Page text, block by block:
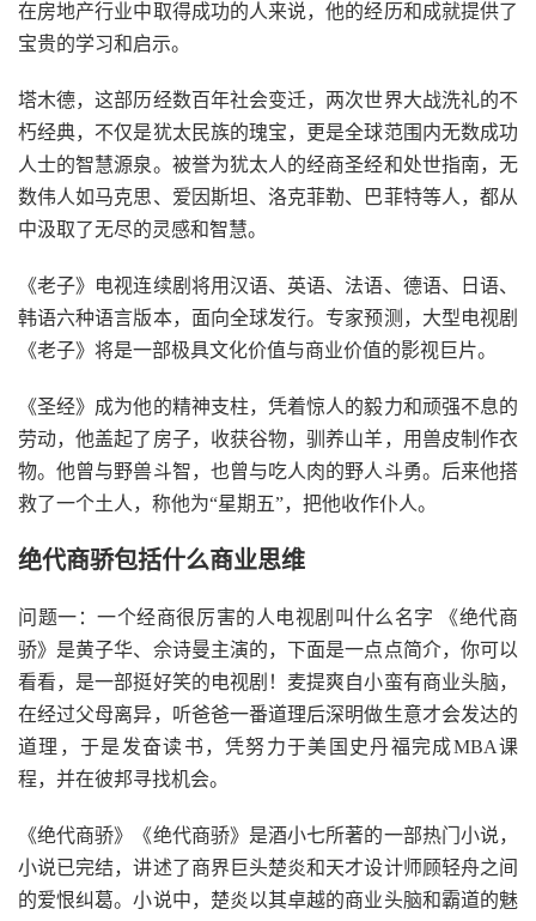
在房地产行业中取得成功的人来说，他的经历和成就提供了
宝贵的学习和启示。
塔木德，这部历经数百年社会变迁，两次世界大战洗礼的不
朽经典，不仅是犹太民族的瑰宝，更是全球范围内无数成功
人士的智慧源泉。被誉为犹太人的经商圣经和处世指南，无
数伟人如马克思、爱因斯坦、洛克菲勒、巴菲特等人，都从
中汲取了无尽的灵感和智慧。
《老子》电视连续剧将用汉语、英语、法语、德语、日语、
韩语六种语言版本，面向全球发行。专家预测，大型电视剧
《老子》将是一部极具文化价值与商业价值的影视巨片。
《圣经》成为他的精神支柱，凭着惊人的毅力和顽强不息的
劳动，他盖起了房子，收获谷物，驯养山羊，用兽皮制作衣
物。他曾与野兽斗智，也曾与吃人肉的野人斗勇。后来他搭
救了一个土人，称他为“星期五”，把他收作仆人。
绝代商骄包括什么商业思维
问题一：一个经商很厉害的人电视剧叫什么名字 《绝代商
骄》是黄子华、佘诗曼主演的，下面是一点点简介，你可以
看看，是一部挺好笑的电视剧！麦提爽自小蛮有商业头脑，
在经过父母离异，听爸爸一番道理后深明做生意才会发达的
道理，于是发奋读书，凭努力于美国史丹福完成MBA课
程，并在彼邦寻找机会。
《绝代商骄》《绝代商骄》是酒小七所著的一部热门小说，
小说已完结，讲述了商界巨头楚炎和天才设计师顾轻舟之间
的爱恨纠葛。小说中，楚炎以其卓越的商业头脑和霸道的魅